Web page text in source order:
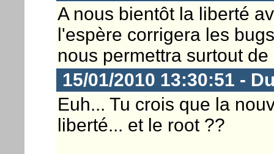
A nous bientôt la liberté
l'espère corrigera les
nous permettra surtout de
15/01/2010 13:30:51 -
Euh... Tu crois que la
liberté... et le root ??